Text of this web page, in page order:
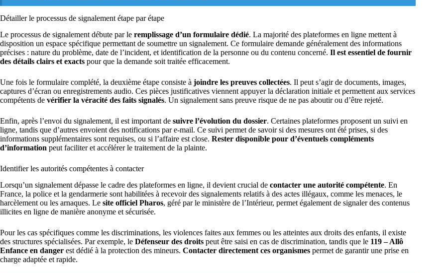
Détailler le processus de signalement étape par étape
Le processus de signalement débute par le remplissage d’un formulaire dédié. La majorité des plateformes en ligne mettent à
disposition un espace spécifique permettant de soumettre un signalement. Ce formulaire demande généralement des informations
précises : nature du problème, date de l’incident, et identification de la personne ou du contenu concerné. Il est essentiel de fournir
des détails clairs et exacts pour que la demande soit traitée efficacement.
Une fois le formulaire complété, la deuxième étape consiste à joindre les preuves collectées. Il peut s’agir de documents, images,
captures d’écran ou enregistrements audio. Ces pièces justificatives viennent appuyer la déclaration initiale et permettent aux services
compétents de vérifier la véracité des faits signalés. Un signalement sans preuve risque de ne pas aboutir ou d’être rejeté.
Enfin, après l’envoi du signalement, il est important de suivre l’évolution du dossier. Certaines plateformes proposent un suivi en
ligne, tandis que d’autres envoient des notifications par e-mail. Ce suivi permet de savoir si des mesures ont été prises, si des
informations supplémentaires sont requises, ou si l’affaire est close. Rester disponible pour d’éventuels compléments
d’information peut faciliter et accélérer le traitement de la plainte.
Identifier les autorités compétentes à contacter
Lorsqu’un signalement dépasse le cadre des plateformes en ligne, il devient crucial de contacter une autorité compétente. En
France, la police et la gendarmerie sont habilitées à recevoir des signalements relatifs à des actes illégaux, comme les menaces, le
harcèlement ou les arnaques. Le site officiel Pharos, géré par le ministère de l’Intérieur, permet également de signaler des contenus
illicites en ligne de manière anonyme et sécurisée.
Pour les cas spécifiques comme les discriminations, les violences faites aux femmes ou les atteintes aux droits des enfants, il existe
des structures spécialisées. Par exemple, le Défenseur des droits peut être saisi en cas de discrimination, tandis que le 119 – Allô
Enfance en danger est dédié à la protection des mineurs. Contacter directement ces organismes permet de garantir une prise en
charge adaptée et rapide.